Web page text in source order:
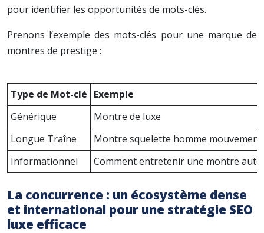
pour identifier les opportunités de mots-clés.
Prenons l’exemple des mots-clés pour une marque de
montres de prestige :
Type de Mot-clé Exemple
Générique
Montre de luxe
Longue Traîne
Montre squelette homme
Informationnel
Comment entretenir une montre
La concurrence : un écosystème dense
et international pour une stratégie SEO
luxe efficace